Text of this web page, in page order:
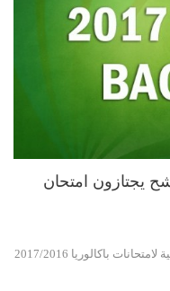
2017 : 9373 مترشح يجتازون امتحان
تنطلق يوم الاربعاء 7 جوان 2017 الدورة الرئيسية لامتحانات باكالوريا 2017/2016